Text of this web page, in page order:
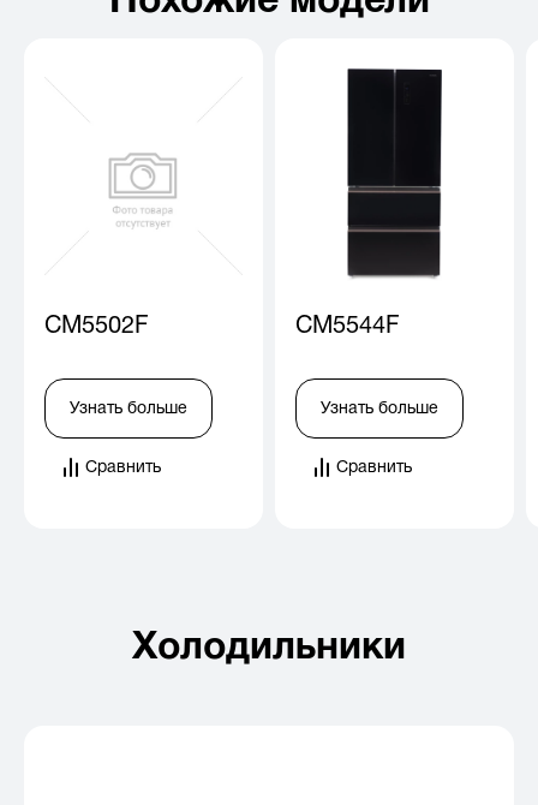
CM5502F
Узнать больше
Сравнить
CM5544F
Узнать больше
Сравнить
Холодильники